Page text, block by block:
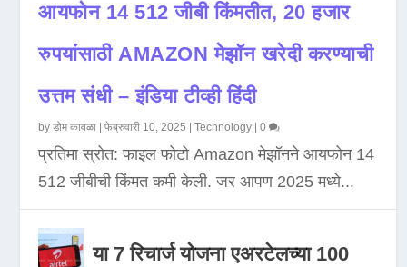
आयफोन 14 512 जीबी किंमतीत, 20 हजार
रुपयांसाठी AMAZON मेझॉन खरेदी करण्याची
उत्तम संधी – इंडिया टीव्ही हिंदी
byडोम कावळा |फेब्रुवारी 10, 2025 |Technology |0
प्रतिमा स्रोत: फाइल फोटो Amazon मेझॉनने आयफोन 14
512 जीबीची किंमत कमी केली. जर आपण 2025 मध्ये...
या 7 रिचार्ज योजना एअरटेलच्या 100